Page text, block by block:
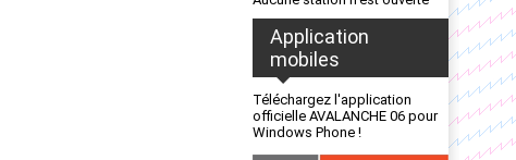
Application
mobiles
Téléchargez l'application
officielle AVALANCHE 06 pour
Windows Phone !